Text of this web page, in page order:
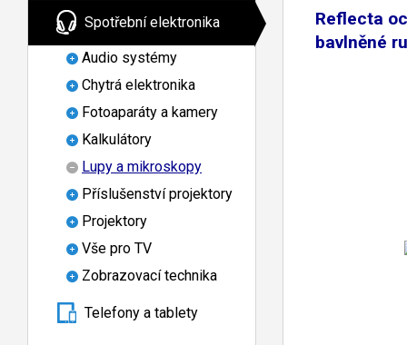
Spotřební elektronika
Audio systémy
Chytrá elektronika
Fotoaparáty a kamery
Kalkulátory
Lupy a mikroskopy
Příslušenství projektory
Projektory
Vše pro TV
Zobrazovací technika
Telefony a tablety
Reflecta
bavlněné